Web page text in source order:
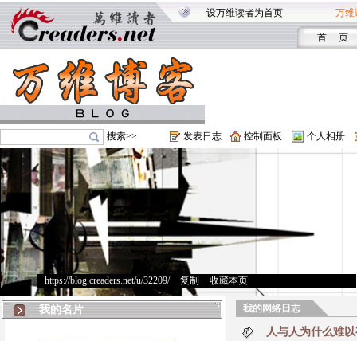
设万维读者为首页 万维
首 页
搜索>> 发表日志 控制面板 个人相册
https://blog.creaders.net/u/32209/> 复制 收藏本页
我的名片 我的网络日志
人与人为什么难